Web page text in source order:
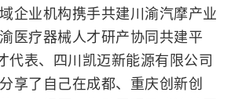
企业机构携手共建川渝汽摩产业
医疗器械人才研产协同共建平
代表、四川凯迈新能源有限公司
享了自己在成都、重庆创新创